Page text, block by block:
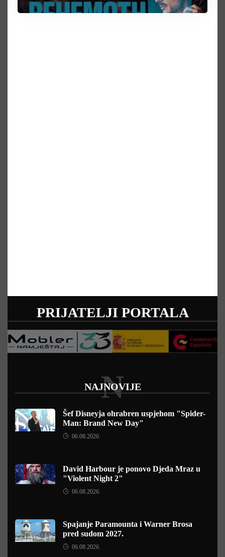
PRIJATELJI PORTALA
NAJNOVIJE
N
Šef Disneyja ohrabren uspjehom "Spider-
Man: Brand New Day"
06.08.2026.
David Harbour je ponovo Djeda Mraz u
"Violent Night 2"
06.08.2026.
Spajanje Paramounta i Warner Brosa
pred sudom 2027.
06.08.2026.